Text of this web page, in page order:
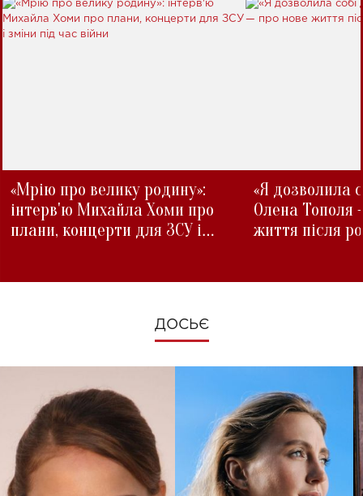
«Мрію про велику родину»:
інтерв'ю Михайла Хоми про
плани, концерти для ЗСУ і
«Я дозволила
Олена Тополя
життя після
ДОСЬЄ